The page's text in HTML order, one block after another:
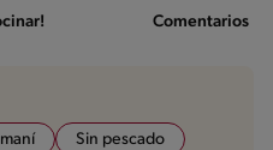
Comentarios
Sin pescado